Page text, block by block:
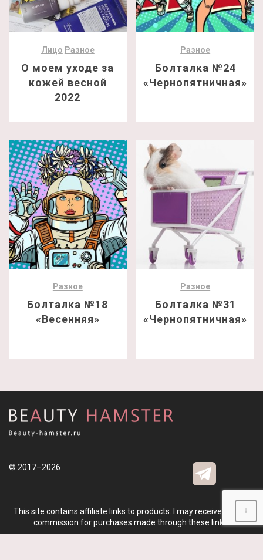
Лицо Разное
О моем уходе за
кожей весной
2022
Разное
Болталка №24
«Чернопятничная»
Разное
Болталка №18
«Весенняя»
Разное
Болталка №31
«Чернопятничная»
© 2017–2026
This site contains affiliate links to products. I may receive a small
commission for purchases made through these links.
↓